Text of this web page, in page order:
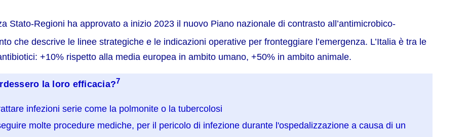
Stato-Regioni ha approvato a inizio 2023 il nuovo Piano nazionale di contrasto all’antimicrobico-
che descrive le linee strategiche e le indicazioni operative per fronteggiare l’emergenza. L’Italia è tra le
+10% rispetto alla media europea in ambito umano, +50% in ambito animale.
la loro efficacia?7
infezioni serie come la polmonite o la tubercolosi
molte procedure mediche, per il pericolo di infezione durante l'ospedalizzazione a causa di un